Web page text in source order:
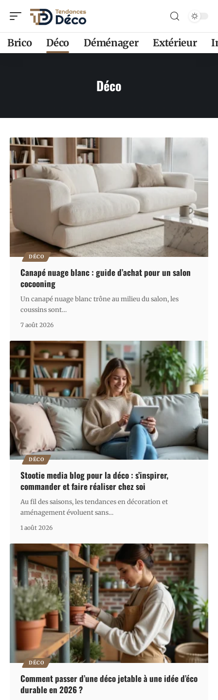
Brico Déco Déménager Extérieur
Déco
DÉCO
Canapé nuage blanc : guide d’achat pour un salon
cocooning
Un canapé nuage blanc trône au milieu du salon, les
coussins sont…
7 août 2026
DÉCO
Stootie media blog pour la déco : s’inspirer,
commander et faire réaliser chez soi
Au fil des saisons, les tendances en décoration et
aménagement évoluent sans…
1 août 2026
DÉCO
Comment passer d’une déco jetable à une idée d’éco
durable en 2026 ?